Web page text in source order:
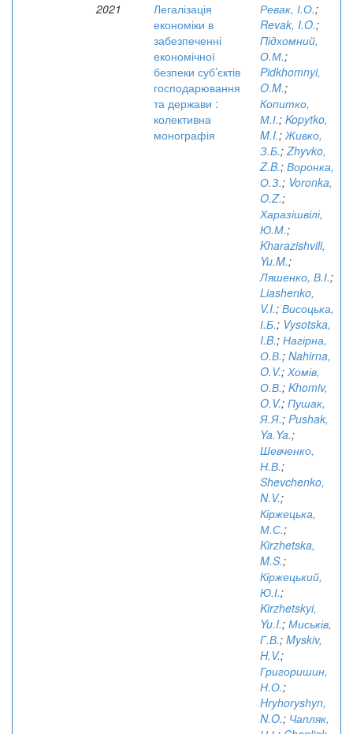
2021
Легалізація
економіки в
забезпеченні
економічної
безпеки суб’єктів
господарювання
та держави :
колективна
монографія
Ревак, І.О.;
Revak, I.O.;
Підхомний,
О.М.;
Pidkhomnyi,
O.M.;
Копитко,
М.І.; Kopytko,
M.I.;Живко,
З.Б.;Zhyvko,
Z.B.; Воронка,
О.З.; Voronka,
O.Z.;
Харазішвілі,
Ю.М.;
Kharazishvili,
Yu.M.;
Ляшенко, В.І.;
Liashenko,
V.I.; Висоцька,
І.Б.; Vysotska,
I.B.; Нагірна,
О.В.; Nahirna,
O.V.; Хомів,
О.В.; Khomiv,
O.V.; Пушак,
Я.Я.; Pushak,
Ya.Ya.;
Шевченко,
Н.В.;
Shevchenko,
N.V.;
Кіржецька,
М.С.;
Kirzhetska,
M.S.;
Кіржецький,
Ю.І.;
Kirzhetskyi,
Yu.I.; Миськів,
Г.В.; Myskiv,
H.V.;
Григоришин,
Н.О.;
Hryhoryshyn,
N.O.; Чапляк,